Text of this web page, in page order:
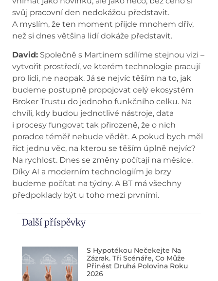
svůj pracovní den nedokážou představit.
A myslím, že ten moment přijde mnohem dřív,
než si dnes většina lidí dokáže představit.
David: Společně s Martinem sdílíme stejnou vizi –
vytvořit prostředí, ve kterém technologie pracují
pro lidi, ne naopak. Já se nejvíc těším na to, jak
budeme postupně propojovat celý ekosystém
Broker Trustu do jednoho funkčního celku. Na
chvíli, kdy budou jednotlivé nástroje, data
i procesy fungovat tak přirozeně, že o nich
poradce téměř nebude vědět. A pokud bych měl
říct jednu věc, na kterou se těším úplně nejvíc?
Na rychlost. Dnes se změny počítají na měsíce.
Díky AI a moderním technologiím je brzy
budeme počítat na týdny. A BT má všechny
předpoklady být u toho mezi prvními.
Další příspěvky
S Hypotékou Nečekejte Na
Zázrak. Tři Scénáře, Co Může
Přinést Druhá Polovina Roku
2026